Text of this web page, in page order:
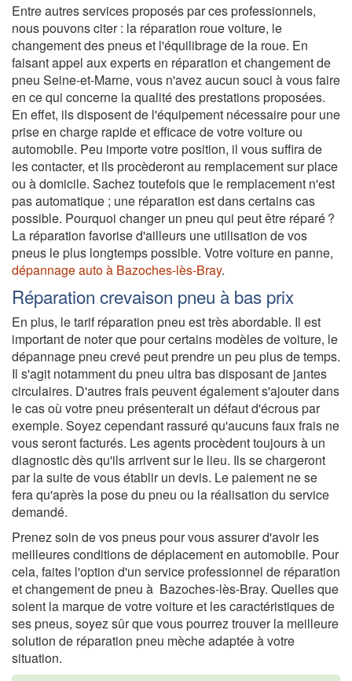
Entre autres services proposés par ces professionnels,
nous pouvons citer : la réparation roue voiture, le
changement des pneus et l'équilibrage de la roue. En
faisant appel aux experts en réparation et changement de
pneu Seine-et-Marne, vous n'avez aucun souci à vous faire
en ce qui concerne la qualité des prestations proposées.
En effet, ils disposent de l'équipement nécessaire pour une
prise en charge rapide et efficace de votre voiture ou
automobile. Peu importe votre position, il vous suffira de
les contacter, et ils procèderont au remplacement sur place
ou à domicile. Sachez toutefois que le remplacement n'est
pas automatique ; une réparation est dans certains cas
possible. Pourquoi changer un pneu qui peut être réparé ?
La réparation favorise d'ailleurs une utilisation de vos
pneus le plus longtemps possible. Votre voiture en panne,
dépannage auto à Bazoches-lès-Bray.
Réparation crevaison pneu à bas prix
En plus, le tarif réparation pneu est très abordable. Il est
important de noter que pour certains modèles de voiture, le
dépannage pneu crevé peut prendre un peu plus de temps.
Il s'agit notamment du pneu ultra bas disposant de jantes
circulaires. D'autres frais peuvent également s'ajouter dans
le cas où votre pneu présenterait un défaut d'écrous par
exemple. Soyez cependant rassuré qu'aucuns faux frais ne
vous seront facturés. Les agents procèdent toujours à un
diagnostic dès qu'ils arrivent sur le lieu. Ils se chargeront
par la suite de vous établir un devis. Le paiement ne se
fera qu'après la pose du pneu ou la réalisation du service
demandé.
Prenez soin de vos pneus pour vous assurer d'avoir les
meilleures conditions de déplacement en automobile. Pour
cela, faites l'option d'un service professionnel de réparation
et changement de pneu à Bazoches-lès-Bray. Quelles que
soient la marque de votre voiture et les caractéristiques de
ses pneus, soyez sûr que vous pourrez trouver la meilleure
solution de réparation pneu mèche adaptée à votre
situation.